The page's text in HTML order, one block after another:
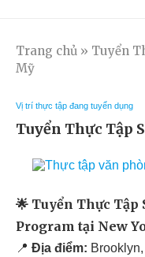
Trang chủ » Tuyển
Mỹ
Vị trí thực tập đang tuyển dụng
Tuyển Thực Tập
🌟 Tuyển Thực Tập
Program tại New
📍 Địa điểm: